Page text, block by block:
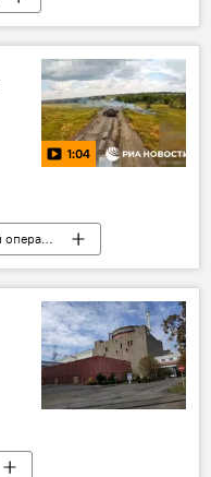
1:04
Россиянинг Донбассдаги махсус ҳарбий операцияси